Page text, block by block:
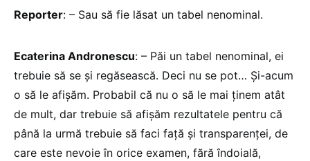
Reporter: – Sau să fie lăsat un tabel nenominal.
Ecaterina Andronescu: – Păi un tabel nenominal, ei
trebuie să se şi regăsească. Deci nu se pot… Şi-acum
o să le afişăm. Probabil că nu o să le mai ţinem atât
de mult, dar trebuie să afişăm rezultatele pentru că
până la urmă trebuie să faci faţă şi transparenţei, de
care este nevoie în orice examen, fără îndoială,